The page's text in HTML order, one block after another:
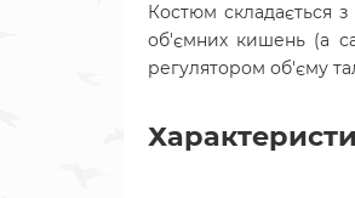
Костюм складається
об'ємних кишень (а
регулятором об'єму